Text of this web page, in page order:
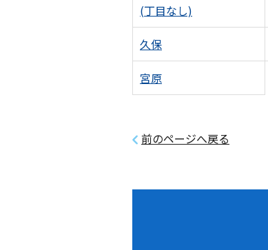
(丁目なし)
久保
宮原
前のページへ戻る